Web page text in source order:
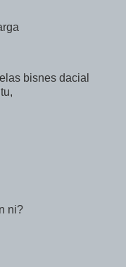
bisnes dacial
ni?